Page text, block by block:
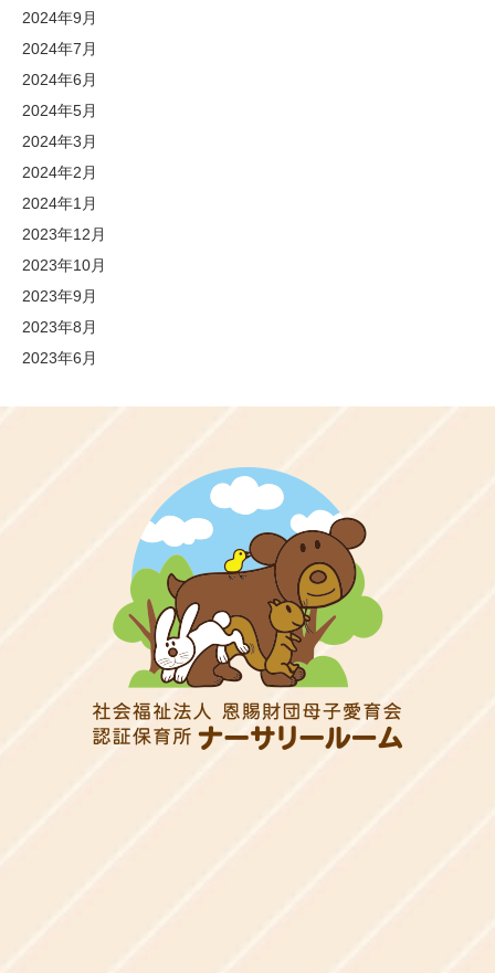
2024年9月
2024年7月
2024年6月
2024年5月
2024年3月
2024年2月
2024年1月
2023年12月
2023年10月
2023年9月
2023年8月
2023年6月